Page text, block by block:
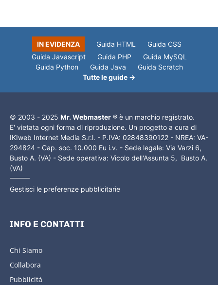
IN EVIDENZA Guida HTML
Guida CSS
Guida Javascript
Guida PHP
Guida MySQL
Guida Python
Guida Java
Guida Scratch
Tutte le guide →
© 2003 - 2025 Mr. Webmaster ® è un marchio registrato.
E' vietata ogni forma di riproduzione. Un progetto a cura di
IKIweb Internet Media S.r.l. - P.IVA: 02848390122 - NREA: VA-
294824 - Cap. soc. 10.000 Eu i.v. - Sede legale: Via Varzi 6,
Busto A. (VA) - Sede operativa: Vicolo dell'Assunta 5, Busto A.
(VA)
Gestisci le preferenze pubblicitarie
INFO E CONTATTI
Chi Siamo
Collabora
Pubblicità